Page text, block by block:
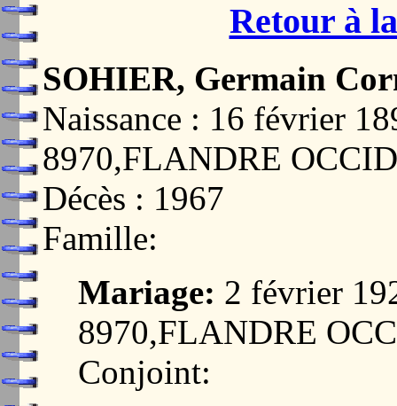
Retour à
SOHIER, Germain
Naissance : 16 février
8970,FLANDRE
Décès : 1967
Famille:
Mariage: 2 février
8970,FLANDRE
Conjoint: